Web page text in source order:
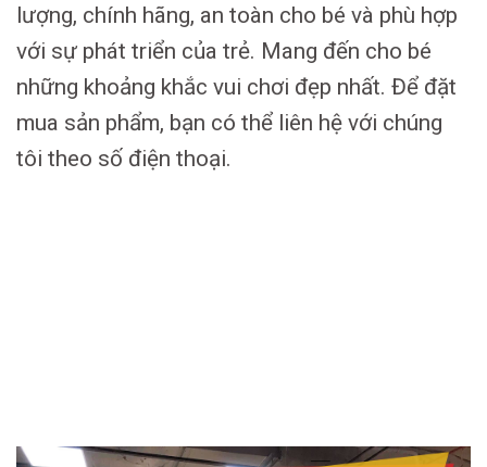
lượng, chính hãng, an toàn cho bé và phù hợp
với sự phát triển của trẻ. Mang đến cho bé
những khoảng khắc vui chơi đẹp nhất. Để đặt
mua sản phẩm, bạn có thể liên hệ với chúng
tôi theo số điện thoại.